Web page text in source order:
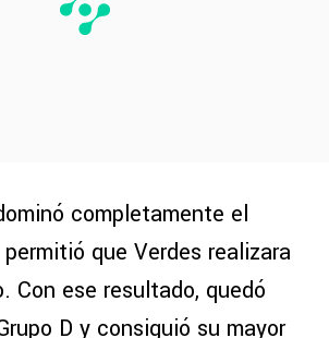
completamente el
que Verdes realizara
Con ese resultado, quedó
D y consiguió su mayor